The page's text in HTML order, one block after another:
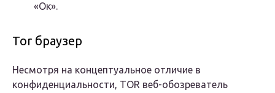
«Ок».
Tor браузер
Несмотря на концептуальное отличие в
конфиденциальности, TOR веб-обозреватель